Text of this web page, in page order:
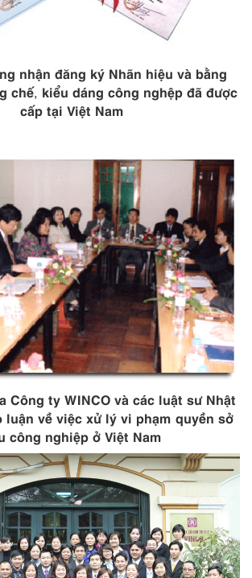
nhận đăng ký Nhãn hiệu và bằng
chế, kiểu dáng công nghệp đã được
cấp tại Việt Nam
Công ty WINCO và các luật sư Nhật
luận về việc xử lý vi phạm quyền sở
công nghiệp ở Việt Nam